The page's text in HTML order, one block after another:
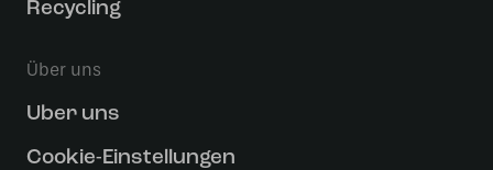
Recycling
Über uns
Uber uns
Cookie-Einstellungen